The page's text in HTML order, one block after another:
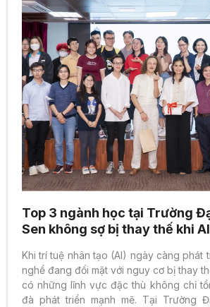
Top 3 ngành học tại Trường
Sen không sợ bị thay thế khi
Khi trí tuệ nhân tạo (AI) ngày càng phát
nghề đang đối mặt với nguy cơ bị thay
có những lĩnh vực đặc thù không chỉ
đà phát triển mạnh mẽ. Tại Trường